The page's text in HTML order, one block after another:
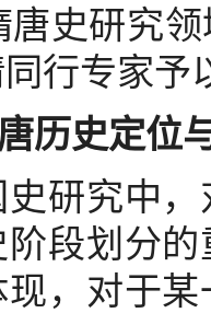
唐史研究
行专家予
历史定位
究中，
段划分
，对于